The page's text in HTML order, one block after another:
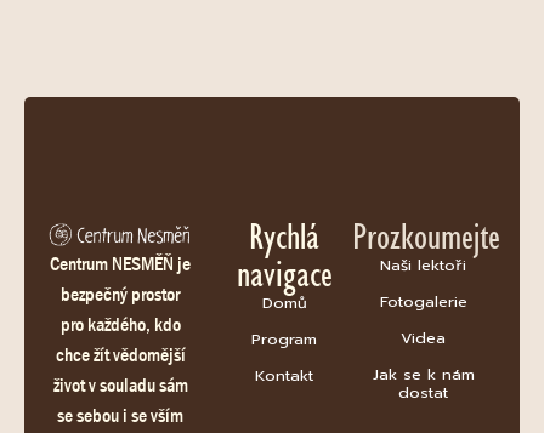
Centrum NESMĚŇ je
bezpečný prostor
pro každého, kdo
chce žít vědomější
život v souladu sám
se sebou i se vším
Rychlá
navigace
Domů
Program
Kontakt
Prozkoumejte
Naši lektoři
Fotogalerie
Videa
Jak se k nám
dostat